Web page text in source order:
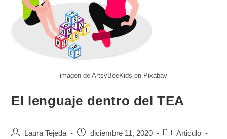
imagen de ArtsyBeeKids en Pixabay
El lenguaje dentro del TEA
Laura Tejeda diciembre 11, 2020
Articulo